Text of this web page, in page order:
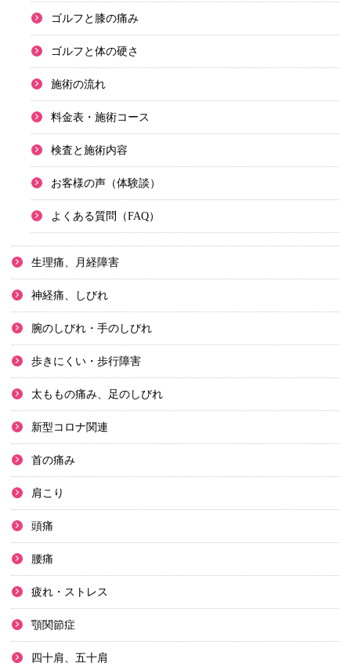
ゴルフと膝の痛み
ゴルフと体の硬さ
施術の流れ
料金表・施術コース
検査と施術内容
お客様の声（体験談）
よくある質問（FAQ）
生理痛、月経障害
神経痛、しびれ
腕のしびれ・手のしびれ
歩きにくい・歩行障害
太ももの痛み、足のしびれ
新型コロナ関連
首の痛み
肩こり
頭痛
腰痛
疲れ・ストレス
顎関節症
四十肩、五十肩